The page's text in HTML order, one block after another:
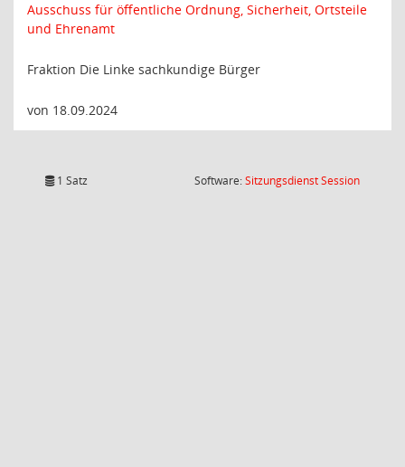
Ausschuss für öffentliche Ordnung, Sicherheit, Ortsteile
und Ehrenamt
Fraktion Die Linke sachkundige Bürger
von 18.09.2024
1 Satz Software:SitzungsdienstSession(Wird in